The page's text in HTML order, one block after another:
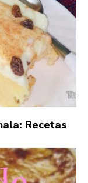
Recetas